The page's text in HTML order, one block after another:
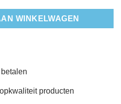
WINKELWAGEN
producten